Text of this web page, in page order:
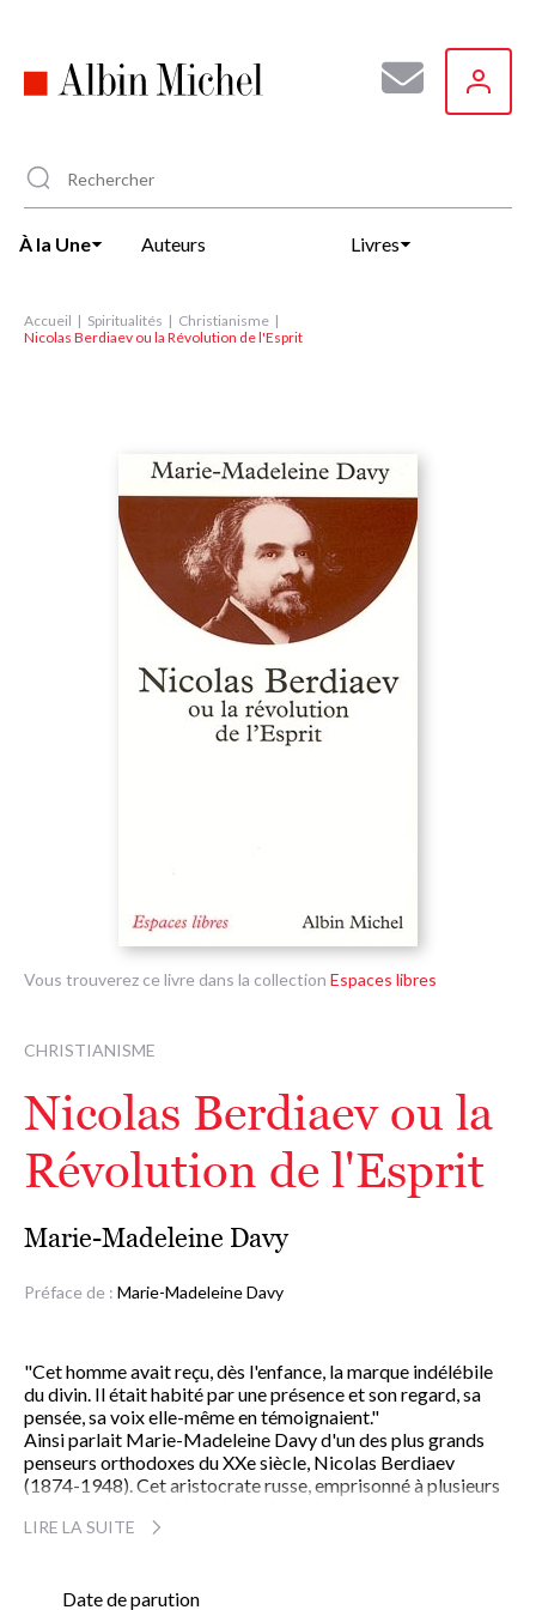
principal
À la Une Auteurs Livres
Accueil Spiritualités
Christianisme
Nicolas Berdiaev ou la Révolution de l'Esprit
Vous trouverez ce livre dans la collection Espaces libres
CHRISTIANISME
Nicolas Berdiaev ou la
Révolution de l'Esprit
Marie-Madeleine Davy
Préface de : Marie-Madeleine Davy
"Cet homme avait reçu, dès l'enfance, la marque indélébile
du divin. Il était habité par une présence et son regard, sa
pensée, sa voix elle-même en témoignaient."
Ainsi parlait Marie-Madeleine Davy d'un des plus grands
penseurs orthodoxes du XXe siècle, Nicolas Berdiaev
(1874-1948). Cet aristocrate russe, emprisonné à plusieurs
tsariste, puis expulsé de Russie en 1922 par le régime
chrétien. Sa spiritualité, réfractaire à toute emprise
LIRE LA SUITE
Date de parution